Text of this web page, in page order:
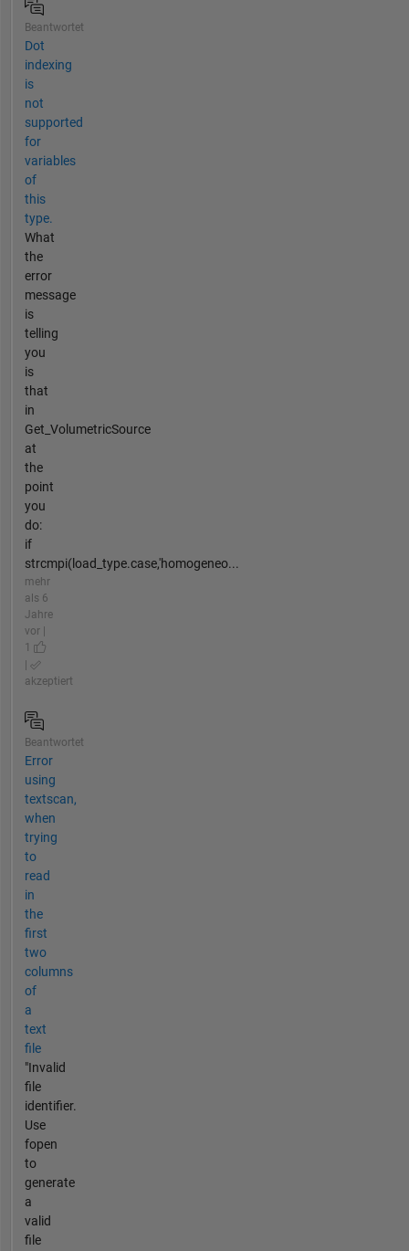
Beantwortet
Dot
indexing
is
not
supported
for
variables
of
this
type.
What
the
error
message
is
telling
you
is
that
in
Get_VolumetricSource
at
the
point
you
do:
if
strcmpi(load_type.case,'homogeneo...
mehr
als 6
Jahre
vor |
1
akzeptiert
Beantwortet
Error
using
textscan,
when
trying
to
read
in
the
first
two
columns
of
a
text
file
"Invalid
file
identifier.
Use
fopen
to
generate
a
valid
file